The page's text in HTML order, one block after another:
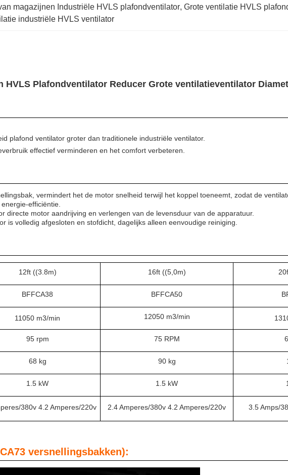
magazijnen Industriële HVLS plafondventilator, Grote ventilatie HVLS
industriële HVLS ventilator
HVLS Plafondventilator Reducer Grote ventilatieventilator
plafond ventilator groter dan traditionele industriële ventilator.
effectief verminderen en het comfort verbeteren.
vermindert het de motor snelheid terwijl het koppel toeneemt, zodat de
efficiëntie.
directe motor aandrijving en verlengen van de levensduur van de apparatuur.
is volledig afgesloten en stofdicht, dagelijks alleen eenvoudige reiniging.
12ft ((3.8m) 16ft ((5,0m)
BFFCA38 BFFCA50
11050 m3/min 12050 m3/min
95 rpm 75 RPM
68 kg 90 kg
1.5 kW 1.5 kW
380v 4.2 Amperes/220v 2.4 Amperes/380v 4.2 Amperes/220v 3.5 Amps/
versnellingsbakken):